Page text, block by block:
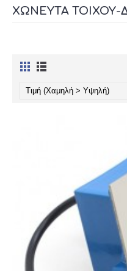
ΧΩΝΕΥΤΆ ΤΟΊΧΟΥ-